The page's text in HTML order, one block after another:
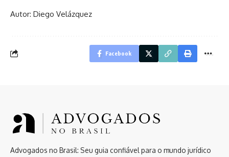
Autor: Diego Velázquez
Facebook
Advogados no Brasil: Seu guia confiável para o mundo jurídico